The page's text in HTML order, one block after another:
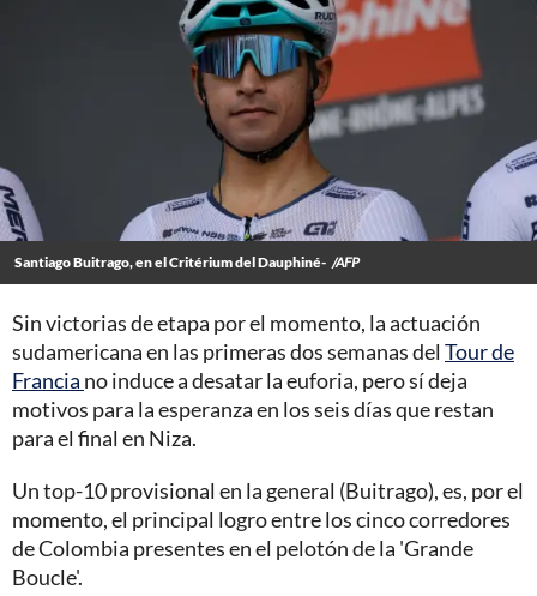
Santiago Buitrago, en el Critérium del Dauphiné- /AFP
Sin victorias de etapa por el momento, la actuación
sudamericana en las primeras dos semanas del Tour de
Francia no induce a desatar la euforia, pero sí deja
motivos para la esperanza en los seis días que restan
para el final en Niza.
Un top-10 provisional en la general (Buitrago), es, por el
momento, el principal logro entre los cinco corredores
de Colombia presentes en el pelotón de la 'Grande
Boucle'.